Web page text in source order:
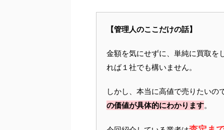
【管理人のここだけの話】
金額を気にせずに、単純に買取を
れば１社でも構いません。
しかし、本当に高値で売りたいの
の価値が具体的にわかります。